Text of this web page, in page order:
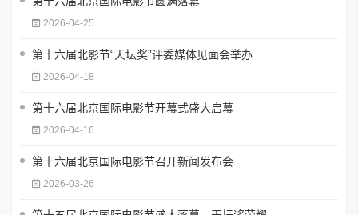
2026-04-25
第十六届北影节“天坛奖”评委媒体见面会举办
2026-04-18
第十六届北京国际电影节开幕式盛大启幕
2026-04-16
第十六届北京国际电影节召开新闻发布会
2026-03-26